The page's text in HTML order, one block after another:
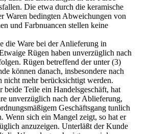
Die etwa durch die keramische
Waren bedingten Abweichungen von
und Farbnuancen stellen keine
die Ware bei der Anlieferung in
Rügen haben unverzüglich nach
Rügen betreffend der unter (3)
können danach, insbesondere nach
nicht mehr berücksichtigt werden.
Teile ein Handelsgeschäft, hat
unverzüglich nach der Ablieferung,
Geschäftsgang tunlich
Wenn sich ein Mangel zeigt, so hat er
anzuzeigen. Unterläßt der Kunde